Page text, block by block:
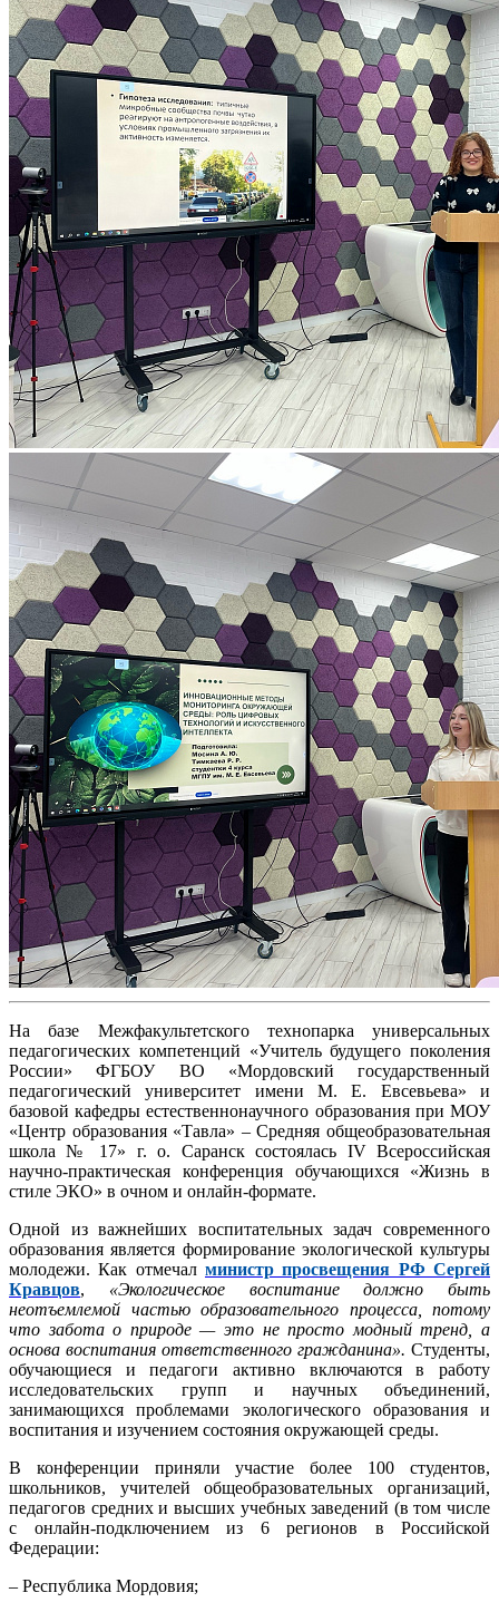
На базе Межфакультетского технопарка универсальных
педагогических компетенций «Учитель будущего поколения
России» ФГБОУ ВО «Мордовский государственный
педагогический университет имени М. Е. Евсевьева» и
базовой кафедры естественнонаучного образования при МОУ
«Центр образования «Тавла» – Средняя общеобразовательная
школа № 17» г. о. Саранск состоялась IV Всероссийская
научно-практическая конференция обучающихся «Жизнь в
стиле ЭКО» в очном и онлайн-формате.
Одной из важнейших воспитательных задач современного
образования является формирование экологической культуры
молодежи. Как отмечал министр просвещения РФ Сергей
Кравцов, «Экологическое воспитание должно быть
неотъемлемой частью образовательного процесса, потому
что забота о природе — это не просто модный тренд, а
основа воспитания ответственного гражданина». Студенты,
обучающиеся и педагоги активно включаются в работу
исследовательских групп и научных объединений,
занимающихся проблемами экологического образования и
воспитания и изучением состояния окружающей среды.
В конференции приняли участие более 100 студентов,
школьников, учителей общеобразовательных организаций,
педагогов средних и высших учебных заведений (в том числе
с онлайн-подключением из 6 регионов в Российской
Федерации:
– Республика Мордовия;